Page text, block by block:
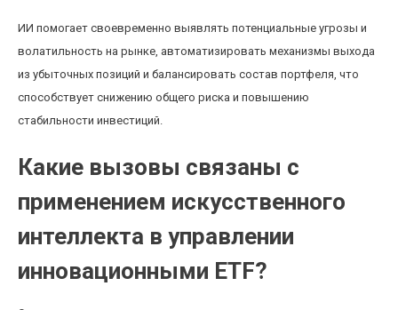
ИИ помогает своевременно выявлять потенциальные угрозы и
волатильность на рынке, автоматизировать механизмы выхода
из убыточных позиций и балансировать состав портфеля, что
способствует снижению общего риска и повышению
стабильности инвестиций.
Какие вызовы связаны с
применением искусственного
интеллекта в управлении
инновационными ETF?